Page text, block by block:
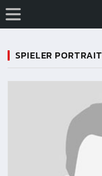
SPIELER PORTRAIT